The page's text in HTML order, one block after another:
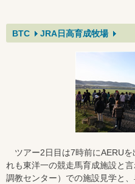
BTC JRA日高育成牧場
ツアー2日目は7時前にAERU
れも東洋一の競走馬育成施設と
調教センター）での施設見学と